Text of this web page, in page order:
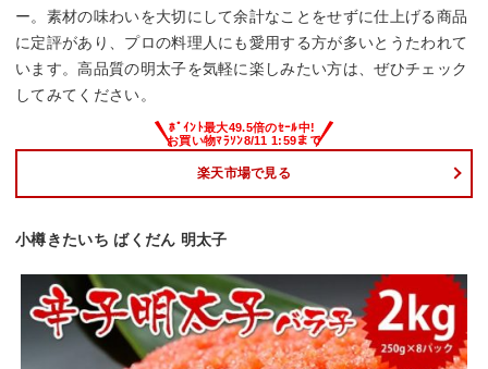
ー。素材の味わいを大切にして余計なことをせずに仕上げる商品
に定評があり、プロの料理人にも愛用する方が多いとうたわれて
います。高品質の明太子を気軽に楽しみたい方は、ぜひチェック
してみてください。
楽天市場で見る
小樽きたいち ばくだん 明太子